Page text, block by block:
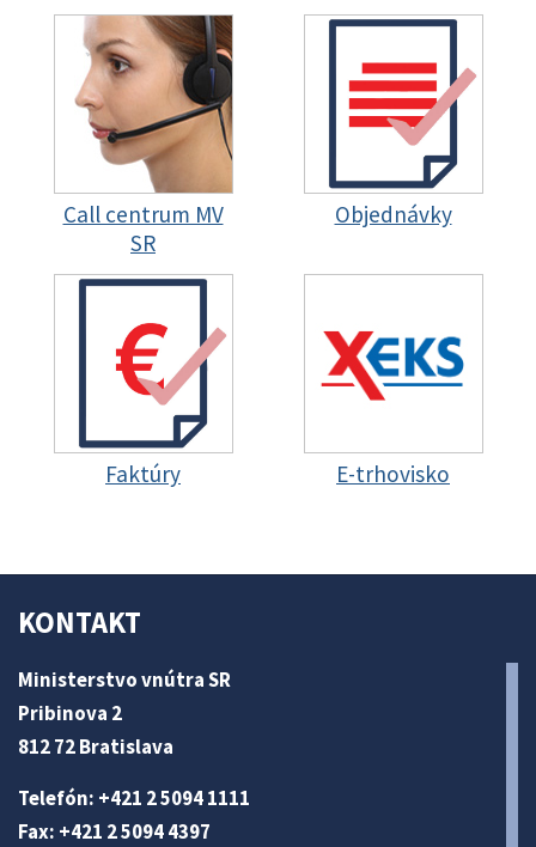
Call centrum MV
SR
Objednávky
Faktúry E-trhovisko
KONTAKT
Ministerstvo vnútra SR
Pribinova 2
812 72 Bratislava
Telefón: +421 2 5094 1111
Fax: +421 2 5094 4397